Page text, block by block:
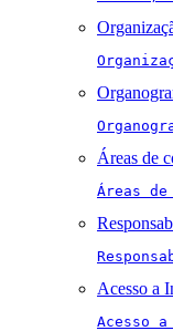
Áreas de
Áreas
Acesso a
Acesso